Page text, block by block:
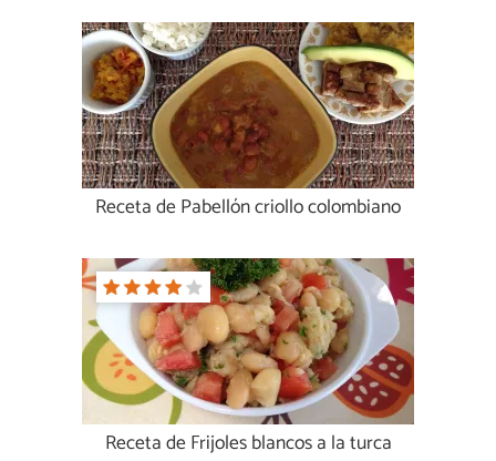
Receta de Pabellón criollo colombiano
Receta de Frijoles blancos a la turca